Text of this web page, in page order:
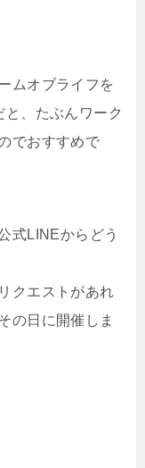
ムオブライフを
、たぶんワーク
でおすすめで
式LINEからどう
クエストがあれ
の日に開催しま